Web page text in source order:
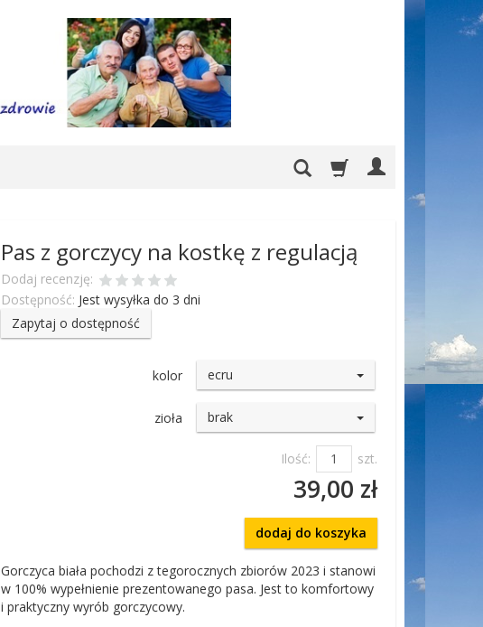
Pas z gorczycy na kostkę z regulacją
Dodaj recenzję:
Dostępność: Jest wysyłka do 3 dni
Zapytaj o dostępność
kolor ecru
zioła brak
Ilość: szt.
39,00 zł
dodaj do koszyka
Gorczyca biała pochodzi z tegorocznych zbiorów 2023 i stanowi
w 100% wypełnienie prezentowanego pasa. Jest to komfortowy
i praktyczny wyrób gorczycowy.